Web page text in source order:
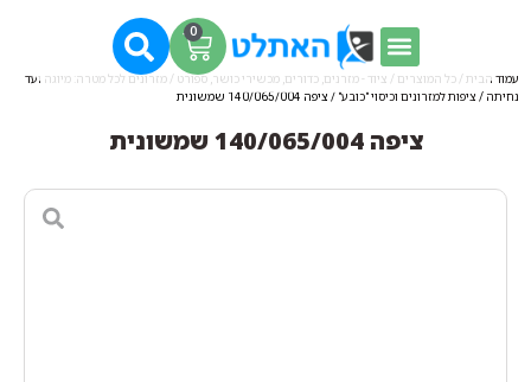
0
עמוד הבית / כל המוצרים / ציוד - מזרנים, כדורים, מכשירי כושר, ספורט / מזרונים לכל מטרה: מיוגה ועד
נחיתה / ציפות למזרונים וכיסוי "כובע" / ציפה 140/065/004 שמשונית
ציפה 140/065/004 שמשונית